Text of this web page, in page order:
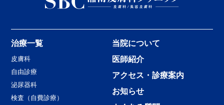
治療一覧
皮膚科
自由診療
泌尿器科
検査（自費診療）
当院について
医師紹介
アクセス・診療案内
お知らせ